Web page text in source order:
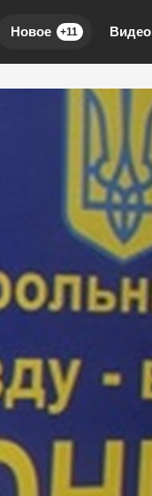
Новое +11 Видео